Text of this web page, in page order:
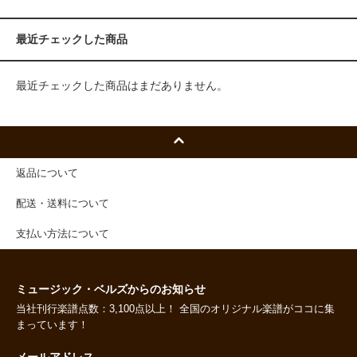
最近チェックした商品
最近チェックした商品はまだありません。
返品について
配送・送料について
支払い方法について
ミュージック・ベルズからのお知らせ
当社刊行楽譜点数：3,100点以上！ 全国のオリジナル楽譜がココに集
まっています！